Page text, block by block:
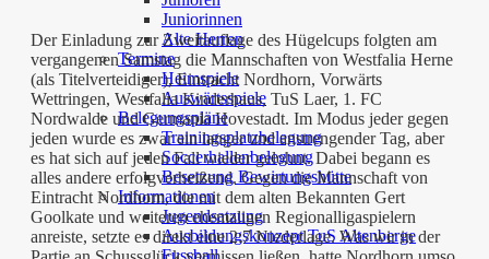
Juniorinnen
Alte Herren
Termine
Heimspiele
Auswärtsspiele
Belegungspläne
Trainingsplatzbelegung
Soccerhallenbelegung
Besetzung Bewirtungshütte
Informationen
Jugendsatzung
Ausbildungskonzept TuS Altenberge
Fussball
Der Einladung zur Zweitauflage des Hügelcups folgten am
vergangenen Samstag die Mannschaften von Westfalia Herne
(als Titelverteidiger), Eintracht Nordhorn, Vorwärts
Wettringen, Westfalia Kinderhaus, TuS Laer, 1. FC
Nordwalde und Germania Hovestadt. Im Modus jeder gegen
jeden wurde es zwar ein langer und anstrengender Tag, aber
es hat sich auf jeden Fall wieder gelohnt. Dabei begann es
alles andere erfolgverheißend. Gegen die Mannschaft von
Eintracht Nordhorn, die mit dem alten Bekannten Gert
Goolkate und weiteren ehemaligen Regionalligaspielern
anreiste, setzte es direkt eine 2:7 Niederlage. Was wir in der